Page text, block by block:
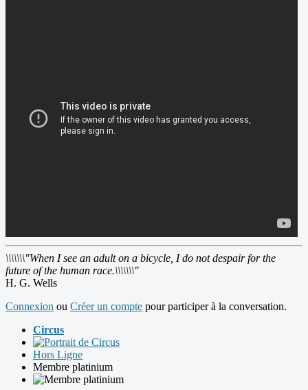
\\\\\\\"When I see an adult on a bicycle, I do not despair for the
future of the human race.\\\\\\\"
H. G. Wells
Connexion ou Créer un compte pour participer à la conversation.
Circus
Hors Ligne
Membre platinium